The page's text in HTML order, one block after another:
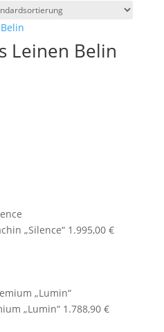
Leinen Belin
„Silence“ 1.995,00 €
„Lumin“ 1.788,90 €